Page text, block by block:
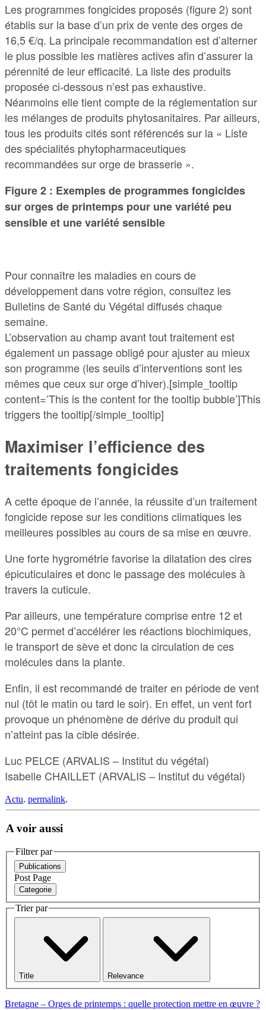
Les programmes fongicides proposés (figure 2) sont
établis sur la base d’un prix de vente des orges de
16,5 €/q. La principale recommandation est d’alterner
le plus possible les matières actives afin d’assurer la
pérennité de leur efficacité. La liste des produits
proposée ci-dessous n’est pas exhaustive.
Néanmoins elle tient compte de la réglementation sur
les mélanges de produits phytosanitaires. Par ailleurs,
tous les produits cités sont référencés sur la « Liste
des spécialités phytopharmaceutiques
recommandées sur orge de brasserie ».
Figure 2 : Exemples de programmes fongicides
sur orges de printemps pour une variété peu
sensible et une variété sensible
Pour connaître les maladies en cours de
développement dans votre région, consultez les
Bulletins de Santé du Végétal diffusés chaque
semaine.
L’observation au champ avant tout traitement est
également un passage obligé pour ajuster au mieux
son programme (les seuils d’interventions sont les
mêmes que ceux sur orge d’hiver).[simple_tooltip
content=’This is the content for the tooltip bubble’]This
triggers the tooltip[/simple_tooltip]
Maximiser l’efficience des
traitements fongicides
A cette époque de l’année, la réussite d’un traitement
fongicide repose sur les conditions climatiques les
meilleures possibles au cours de sa mise en œuvre.
Une forte hygrométrie favorise la dilatation des cires
épicuticulaires et donc le passage des molécules à
travers la cuticule.
Par ailleurs, une température comprise entre 12 et
20°C permet d’accélérer les réactions biochimiques,
le transport de sève et donc la circulation de ces
molécules dans la plante.
Enfin, il est recommandé de traiter en période de vent
nul (tôt le matin ou tard le soir). En effet, un vent fort
provoque un phénomène de dérive du produit qui
n’atteint pas la cible désirée.
Luc PELCE (ARVALIS – Institut du végétal)
Isabelle CHAILLET (ARVALIS – Institut du végétal)
Actu. permalink.
A voir aussi
Filtrer par
Publications
Post Page
Categorie
Trier par
Title Relevance
Bretagne – Orges de printemps : quelle protection mettre en œuvre ?